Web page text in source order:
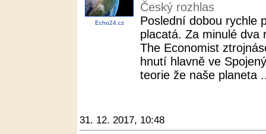
Echo24.cz
Český rozhlas
Poslední dobou rychle
placatá. Za minulé dva
The Economist
hnutí hlavně ve
teorie že naše planeta
31. 12. 2017, 10:48